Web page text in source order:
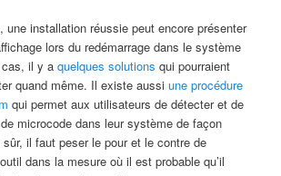
une installation réussie peut encore présenter
lors du redémarrage dans le système
cas, il y aquelques solutions qui pourraient
quand même. Il existe aussiune procédure
qui permet aux utilisateurs de détecter et de
microcode dans leur système de façon
il faut peser le pour et le contre de
dans la mesure où il est probable qu’il